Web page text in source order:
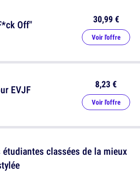
Off" 30,99 €
Voir l'offre
classées de la mieux
EVJF 8,23 €
Voir l'offre